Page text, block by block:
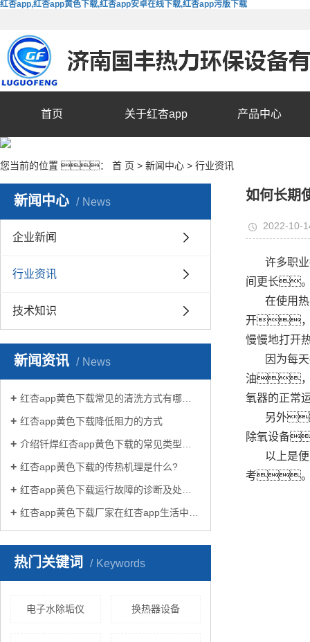
红杏app,红杏app黄色下载,红杏app安卓在线下载,红杏app污版下载
首页 关于红杏app 产品中心
您当前的位置 ： 首 页 > 新闻中心 > 行业资讯
新闻中心 News
企业新闻
行业资讯
技术知识
新闻资讯 News
红杏app黄色下载常见的清洗方式有哪些？
红杏app黄色下载降低阻力的方式
介绍钎焊红杏app黄色下载的常见类型有哪些
红杏app黄色下载的传热机理是什么?
红杏app黄色下载运行故障的诊断及处理方法
红杏app黄色下载厂家在红杏app生活中有哪些作用？
热门关键词 Keywords
电子水除垢仪 换热器设备
如何长期
2022-10-
许多职
间更长
在使用
开，
慢慢地打开
因为每
油，
氧器的正
另外
除氧设备
以上是
考。